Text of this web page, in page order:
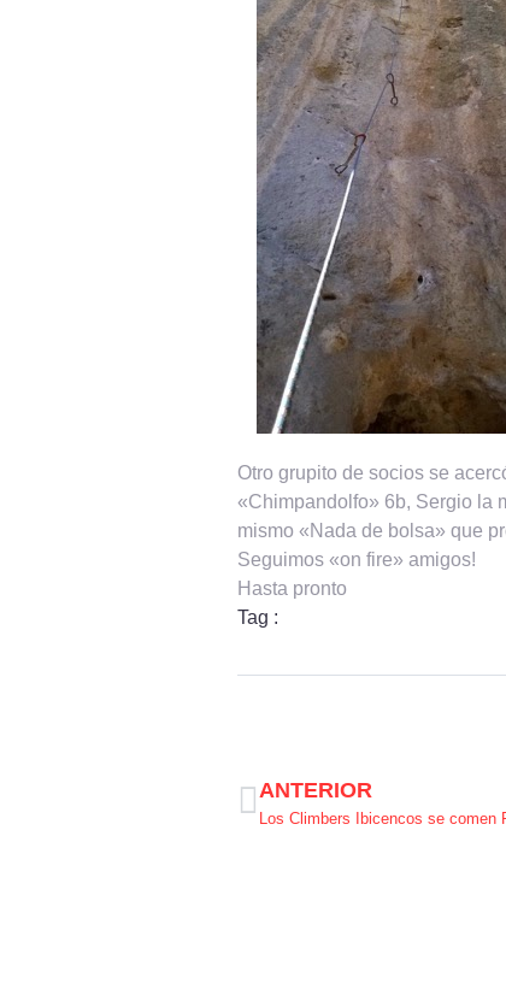
Otro grupito de socios se
«Chimpandolfo» 6b, Sergio la
mismo «Nada de bolsa» que
Seguimos «on fire» amigos!
Hasta pronto
Tag :
ANTERIOR
Los Climbers Ibicencos se comen